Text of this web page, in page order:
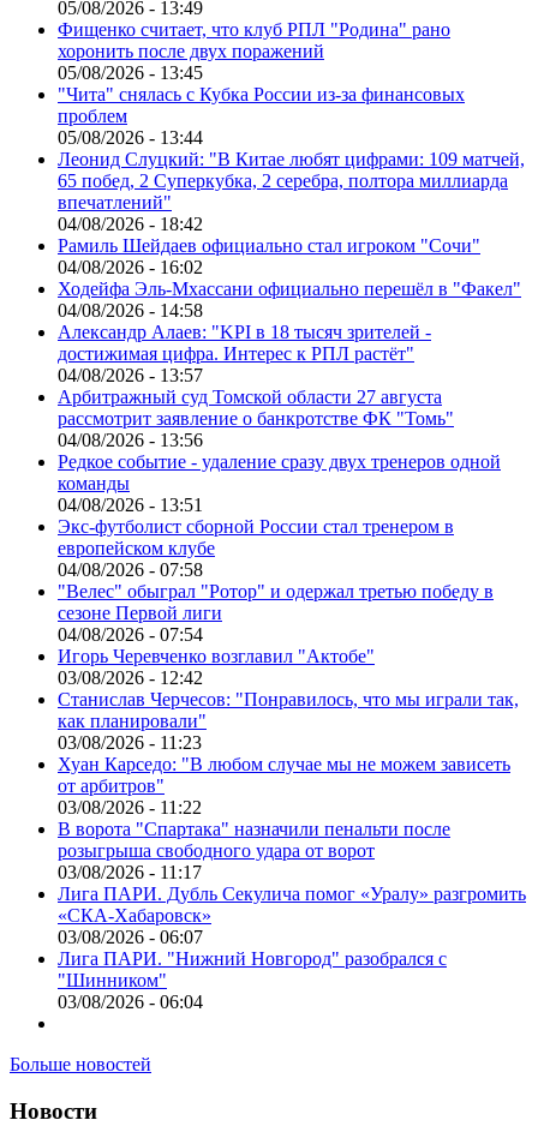
05/08/2026 - 13:49
Фищенко считает, что клуб РПЛ "Родина" рано
хоронить после двух поражений
05/08/2026 - 13:45
"Чита" снялась с Кубка России из-за финансовых
проблем
05/08/2026 - 13:44
Леонид Слуцкий: "В Китае любят цифрами: 109 матчей,
65 побед, 2 Суперкубка, 2 серебра, полтора миллиарда
впечатлений"
04/08/2026 - 18:42
Рамиль Шейдаев официально стал игроком "Сочи"
04/08/2026 - 16:02
Ходейфа Эль-Мхассани официально перешёл в "Факел"
04/08/2026 - 14:58
Александр Алаев: "KPI в 18 тысяч зрителей -
достижимая цифра. Интерес к РПЛ растёт"
04/08/2026 - 13:57
Арбитражный суд Томской области 27 августа
рассмотрит заявление о банкротстве ФК "Томь"
04/08/2026 - 13:56
Редкое событие - удаление сразу двух тренеров одной
команды
04/08/2026 - 13:51
Экс-футболист сборной России стал тренером в
европейском клубе
04/08/2026 - 07:58
"Велес" обыграл "Ротор" и одержал третью победу в
сезоне Первой лиги
04/08/2026 - 07:54
Игорь Черевченко возглавил "Актобе"
03/08/2026 - 12:42
Станислав Черчесов: "Понравилось, что мы играли так,
как планировали"
03/08/2026 - 11:23
Хуан Карседо: "В любом случае мы не можем зависеть
от арбитров"
03/08/2026 - 11:22
В ворота "Спартака" назначили пенальти после
розыгрыша свободного удара от ворот
03/08/2026 - 11:17
Лига ПАРИ. Дубль Секулича помог «Уралу» разгромить
«СКА-Хабаровск»
03/08/2026 - 06:07
Лига ПАРИ. "Нижний Новгород" разобрался с
"Шинником"
03/08/2026 - 06:04
Больше новостей
Новости